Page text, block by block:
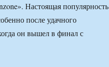
Настоящая популярность
после удачного
он вышел в финал с